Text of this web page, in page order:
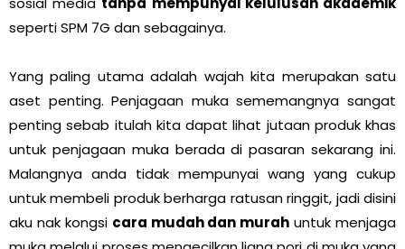
seperti SPM 7G dan sebagainya.
Yang paling utama adalah wajah kita merupakan satu
aset penting. Penjagaan muka sememangnya sangat
penting sebab itulah kita dapat lihat jutaan produk khas
untuk penjagaan muka berada di pasaran sekarang ini.
Malangnya anda tidak mempunyai wang yang cukup
untuk membeli produk berharga ratusan ringgit, jadi disini
aku nak kongsi cara mudah dan murah untuk menjaga